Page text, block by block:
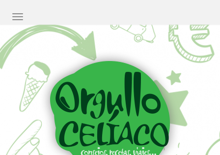
CAMBIAR NAVEGACIÓN